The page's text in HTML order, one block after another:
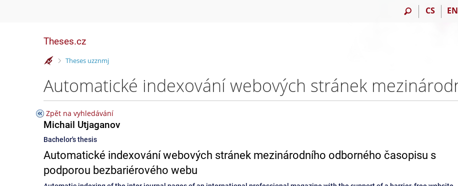
CS EN
Theses.cz
>
Theses uzznmj
Zpět na vyhledávání
Michail Utjaganov
Bachelor's thesis
Automatické indexování webových stránek mezinárodního odborného časopisu s
podporou bezbariérového webu